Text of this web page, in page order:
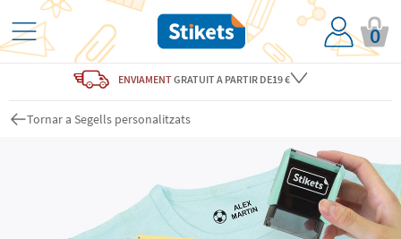
0
ENVIAMENTGRATUITA PARTIR DE19 €
Tornar a Segells personalitzats